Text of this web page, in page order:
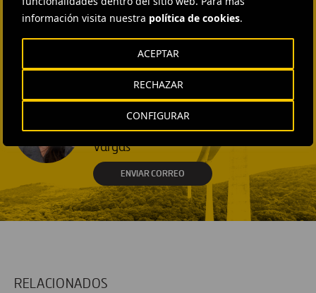
información visita nuestra política de cookies.
CONFIGURAR
RECHAZAR
ACEPTAR
ENVIAR CORREO
Isabel Muñoz Torres
ENVIAR CORREO
EXTERNAL COMMUNICATION
AND MEDIA RELATIONS
Fátima Gracia De
Vargas
ENVIAR CORREO
RELACIONADOS